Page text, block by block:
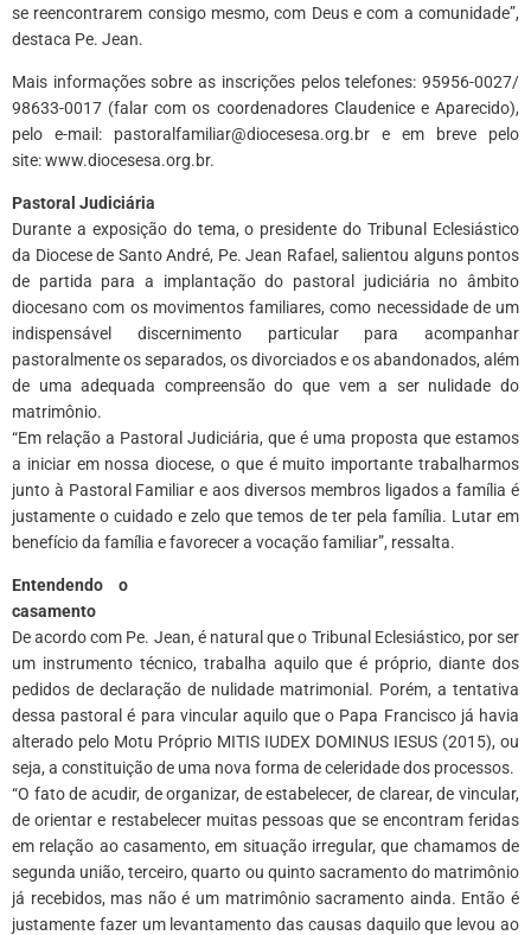
se reencontrarem consigo mesmo, com Deus e com a comunidade”,
destaca Pe. Jean.
Mais informações sobre as inscrições pelos telefones: 95956-0027/
98633-0017 (falar com os coordenadores Claudenice e Aparecido),
pelo e-mail: pastoralfamiliar@diocesesa.org.br e em breve pelo
site: www.diocesesa.org.br.
Pastoral Judiciária
Durante a exposição do tema, o presidente do Tribunal Eclesiástico
da Diocese de Santo André, Pe. Jean Rafael, salientou alguns pontos
de partida para a implantação do pastoral judiciária no âmbito
diocesano com os movimentos familiares, como necessidade de um
indispensável discernimento particular para acompanhar
pastoralmente os separados, os divorciados e os abandonados, além
de uma adequada compreensão do que vem a ser nulidade do
matrimônio.
“Em relação a Pastoral Judiciária, que é uma proposta que estamos
a iniciar em nossa diocese, o que é muito importante trabalharmos
junto à Pastoral Familiar e aos diversos membros ligados a família é
justamente o cuidado e zelo que temos de ter pela família. Lutar em
benefício da família e favorecer a vocação familiar”, ressalta.
Entendendo o
casamento
De acordo com Pe. Jean, é natural que o Tribunal Eclesiástico, por ser
um instrumento técnico, trabalha aquilo que é próprio, diante dos
pedidos de declaração de nulidade matrimonial. Porém, a tentativa
dessa pastoral é para vincular aquilo que o Papa Francisco já havia
alterado pelo Motu Próprio MITIS IUDEX DOMINUS IESUS (2015), ou
seja, a constituição de uma nova forma de celeridade dos processos.
“O fato de acudir, de organizar, de estabelecer, de clarear, de vincular,
de orientar e restabelecer muitas pessoas que se encontram feridas
em relação ao casamento, em situação irregular, que chamamos de
segunda união, terceiro, quarto ou quinto sacramento do matrimônio
já recebidos, mas não é um matrimônio sacramento ainda. Então é
justamente fazer um levantamento das causas daquilo que levou ao